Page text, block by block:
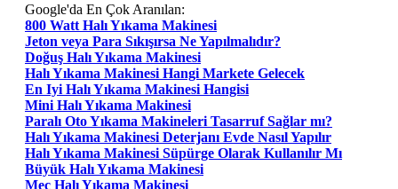
Google'da En Çok Aranılan:
800 Watt Halı Yıkama Makinesi
Jeton veya Para Sıkışırsa Ne Yapılmalıdır?
Doğuş Halı Yıkama Makinesi
Halı Yıkama Makinesi Hangi Markete Gelecek
En Iyi Halı Yıkama Makinesi Hangisi
Mini Halı Yıkama Makinesi
Paralı Oto Yıkama Makineleri Tasarruf Sağlar mı?
Halı Yıkama Makinesi Deterjanı Evde Nasıl Yapılır
Halı Yıkama Makinesi Süpürge Olarak Kullanılır Mı
Büyük Halı Yıkama Makinesi
Meç Halı Yıkama Makinesi